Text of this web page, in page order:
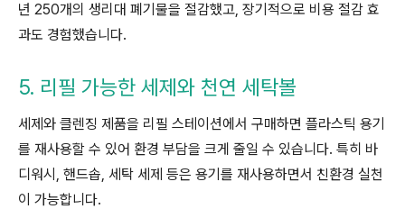
년 250개의 생리대 폐기물을 절감했고, 장기적으로 비용 절감 효
과도 경험했습니다.
5. 리필 가능한 세제와 천연 세탁볼
세제와 클렌징 제품을 리필 스테이션에서 구매하면 플라스틱 용기
를 재사용할 수 있어 환경 부담을 크게 줄일 수 있습니다. 특히 바
디워시, 핸드솝, 세탁 세제 등은 용기를 재사용하면서 친환경 실천
이 가능합니다.